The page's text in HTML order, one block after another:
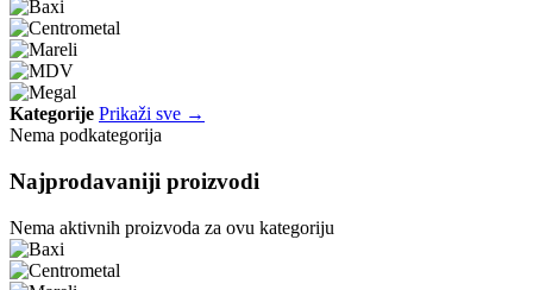
Kategorije Prikaži sve →
Nema podkategorija
Najprodavaniji proizvodi
Nema aktivnih proizvoda za ovu kategoriju